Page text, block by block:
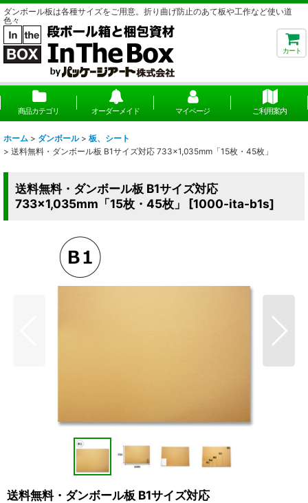
ダンボール板は各種サイズをご用意。折り曲げ防止のあて板や工作など使い道
色々
カート
商品カテゴリ オーダーメイド マイページ ご利用案内
ホーム > ダンボール > 板、シート
> 送料無料・ダンボール板 B1サイズ対応 733×1,035mm「15枚・45枚」
送料無料・ダンボール板 B1サイズ対応
733×1,035mm「15枚・45枚」
[1000-ita-b1s]
送料無料・ダンボール板 B1サイズ対応